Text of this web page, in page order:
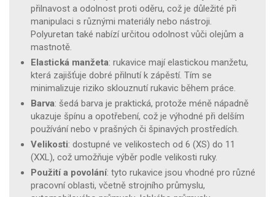
přilnavost a odolnost proti oděru, což je důležité při
manipulaci s různými materiály nebo nástroji.
Polyuretan také nabízí určitou odolnost vůči olejům a
mastnotě.
Elastická manžeta: rukavice mají elastickou manžetu,
která zajišťuje dobré přilnutí k zápěstí. Tím se
minimalizuje riziko sklouznutí rukavic během práce.
Barva: šedá barva je praktická, protože méně nápadně
ukazuje špínu a opotřebení, což je výhodné při delším
používání nebo v prašných či špinavých prostředích.
Velikosti: dostupné ve velikostech od 6 (XS) do 11
(XXL), což umožňuje výběr podle velikosti ruky.
Použití a povolání: tyto rukavice jsou vhodné pro různé
pracovní oblasti, včetně strojního průmyslu,